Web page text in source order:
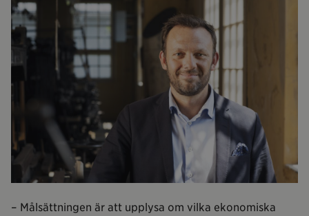
– Målsättningen är att upplysa om vilka ekonomiska